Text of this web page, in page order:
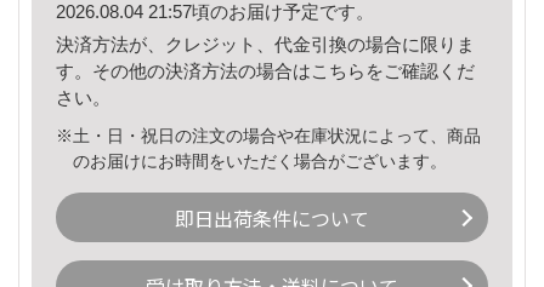
2026.08.04 21:57頃のお届け予定です。
決済方法が、クレジット、代金引換の場合に限りま
す。その他の決済方法の場合はこちら をご確認くだ
さい。
※土・日・祝日の注文の場合や在庫状況によって、商品
のお届けにお時間をいただく場合がございます。
即日出荷条件について